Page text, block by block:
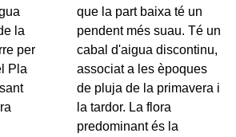
la
per
Pla
un
un
i